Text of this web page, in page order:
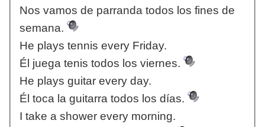
Nos vamos de parranda todos los fines de
semana.
He plays tennis every Friday.
Él juega tenis todos los viernes.
He plays guitar every day.
Él toca la guitarra todos los días.
I take a shower every morning.